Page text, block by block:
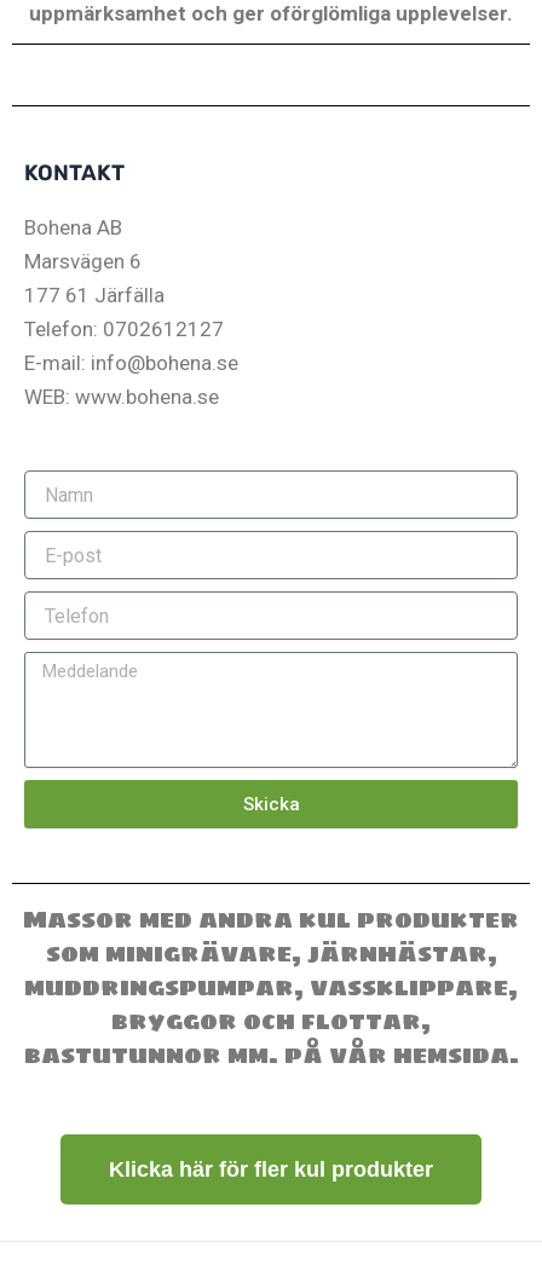
uppmärksamhet och ger oförglömliga upplevelser.
KONTAKT
Bohena AB
Marsvägen 6
177 61 Järfälla
Telefon: 0702612127
E-mail: info@bohena.se
WEB: www.bohena.se
N
m
E
p
s
T
l
e
l
n
e
Skicka
Massor med andra kul produkter
som minigrävare, järnhästar,
muddringspumpar, vassklippare,
bryggor och flottar,
bastutunnor mm. på vår hemsida.
Klicka här för fler kul produkter